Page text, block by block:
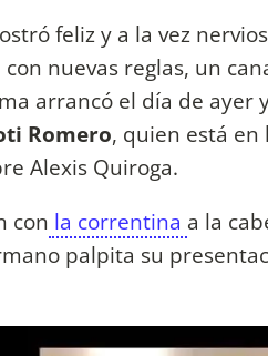
feliz y a la vez
nuevas reglas, un
arrancó el día de ayer
Romero, quien está en
Alexis Quiroga.
con la correntina a la
palpita su